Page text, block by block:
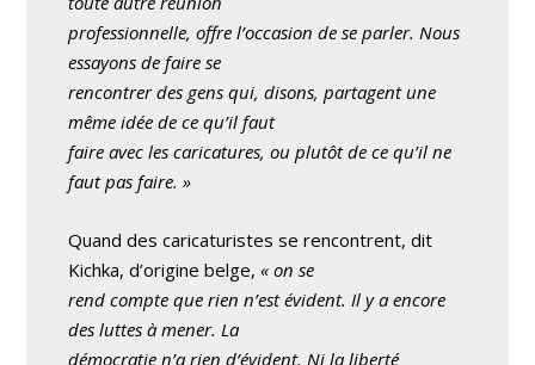
professionnelle, offre l’occasion de se parler. Nous
essayons de faire se
rencontrer des gens qui, disons, partagent une
même idée de ce qu’il faut
faire avec les caricatures, ou plutôt de ce qu’il ne
faut pas faire. »
Quand des caricaturistes se rencontrent, dit
Kichka, d’origine belge,« on se
rend compte que rien n’est évident. Il y a encore
des luttes à mener. La
démocratie n’a rien d’évident. Ni la liberté